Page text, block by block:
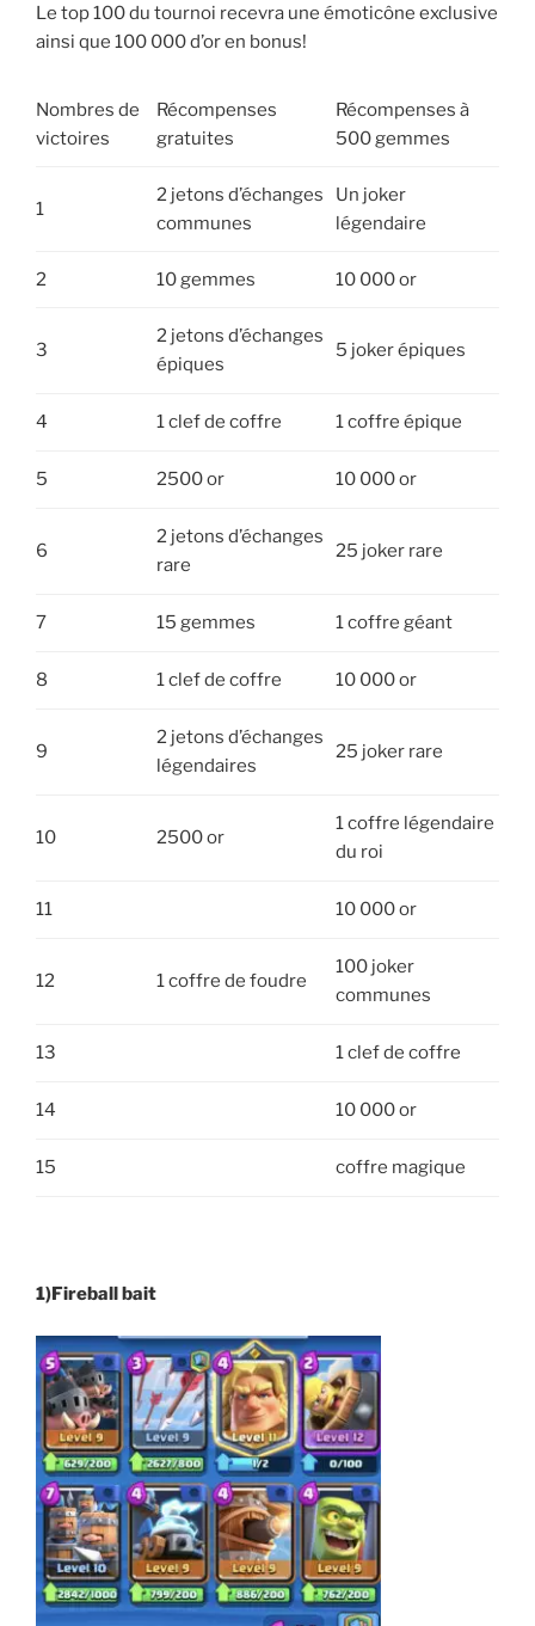
Le top 100 du tournoi recevra une émoticône exclusive
ainsi que 100 000 d’or en bonus!
Nombres de
victoires
Récompenses
gratuites
Récompenses à
500 gemmes
1
2 jetons d’échanges
communes
Un joker
légendaire
2 10 gemmes 10 000 or
3
2 jetons d’échanges
épiques
5 joker épiques
4 1 clef de coffre 1 coffre épique
5 2500 or 10 000 or
6
2 jetons d’échanges
rare
25 joker rare
7 15 gemmes 1 coffre géant
8 1 clef de coffre 10 000 or
9
2 jetons d’échanges
légendaires
25 joker rare
10 2500 or
1 coffre légendaire
du roi
11 10 000 or
12 1 coffre de foudre
100 joker
communes
13 1 clef de coffre
14 10 000 or
15 coffre magique
1)Fireball bait